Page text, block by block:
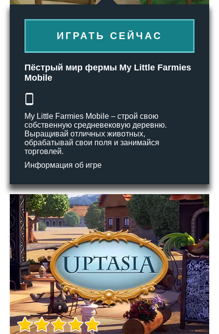
ИГРАТЬ СЕЙЧАС
Пёстрый мир фермы My Little Farmies
Mobile
My Little Farmies Mobile – строй свою
собственную средневековую деревню.
Выращивай отличных животных,
обрабатывай свои поля и занимайся
торговлей.
Информация об игре